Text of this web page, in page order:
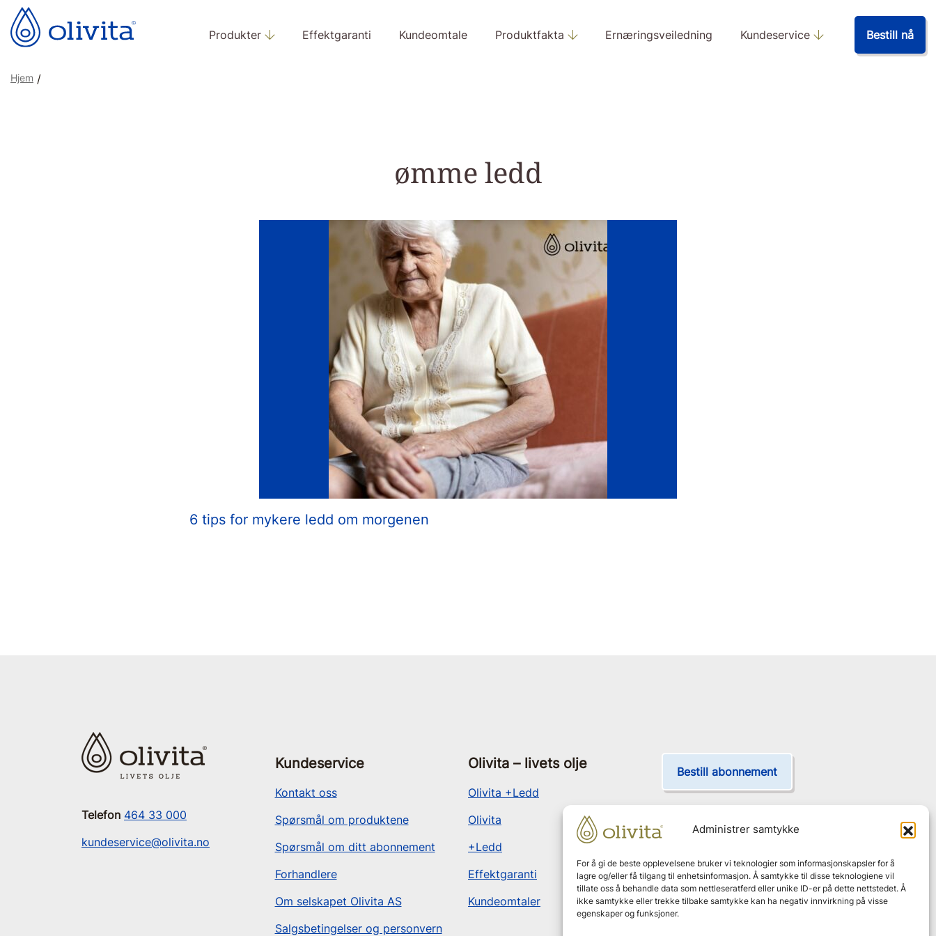
Administrer samtykke
For å gi de beste opplevelsene bruker vi teknologier som informasjonskapsler for å
lagre og/eller få tilgang til enhetsinformasjon. Å samtykke til disse teknologiene vil
tillate oss å behandle data som nettleseratferd eller unike ID-er på dette nettstedet. Å
ikke samtykke eller trekke tilbake samtykke kan ha negativ innvirkning på visse
egenskaper og funksjoner.
Produkter Effektgaranti Kundeomtale Produktfakta Ernæringsveiledning Kundeservice Bestill nå
Hjem /
ømme ledd
6 tips for mykere ledd om morgenen
Telefon 464 33 000
kundeservice@olivita.no
Kundeservice
Kontakt oss
Spørsmål om produktene
Spørsmål om ditt abonnement
Forhandlere
Om selskapet Olivita AS
Salgsbetingelser og personvern
Olivita – livets olje
Olivita +Ledd
Olivita
+Ledd
Effektgaranti
Kundeomtaler
Bestill abonnement
Leveres hjem annenhver måned
Ingen bindingstid